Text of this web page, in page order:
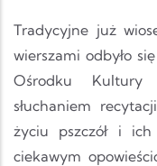
Tradycyjne już
wierszami odbyło
Ośrodku Kultury
słuchaniem
życiu pszczół i ich
ciekawym